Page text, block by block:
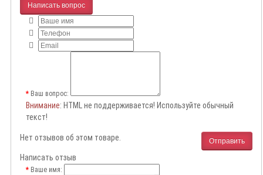
Написать вопрос
Ваш вопрос:
Внимание: HTML не поддерживается! Используйте обычный
текст!
Отправить
Нет отзывов об этом товаре.
Написать отзыв
Ваше имя: